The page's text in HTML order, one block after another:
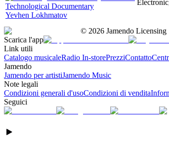
Technological Documentary
Yevhen Lokhmatov
© 2026 Jamendo Licensing
Scarica l'app
Link utili
Catalogo musicaleRadio In-storePrezziContatto
Jamendo
Jamendo per artistiJamendo Music
Note legali
Condizioni generali d'usoCondizioni di vendita
Seguici